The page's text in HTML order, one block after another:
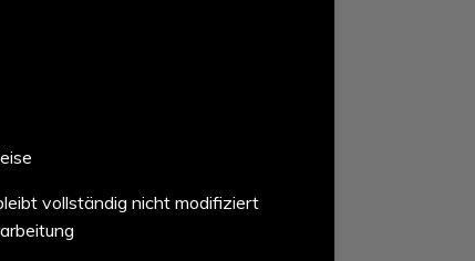
vollständig nicht modifiziert